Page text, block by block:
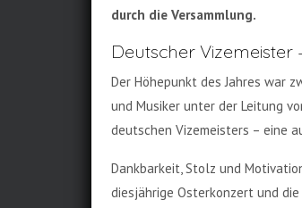
durch die Versammlung.
Deutscher
Der Höhepunkt des Jahres war
und Musiker unter der Leitung
deutschen Vizemeisters – eine
Dankbarkeit, Stolz und
diesjährige Osterkonzert und